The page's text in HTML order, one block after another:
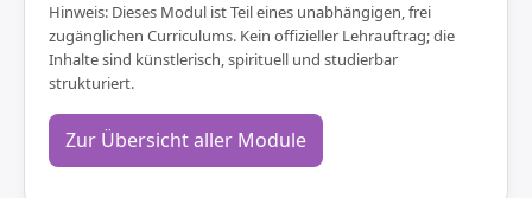
Hinweis: Dieses Modul ist Teil eines unabhängigen, frei
zugänglichen Curriculums. Kein offizieller Lehrauftrag; die
Inhalte sind künstlerisch, spirituell und studierbar
strukturiert.
Zur Übersicht aller Module